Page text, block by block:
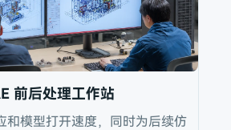
前后处理工作站
和模型打开速度，同时为后续仿